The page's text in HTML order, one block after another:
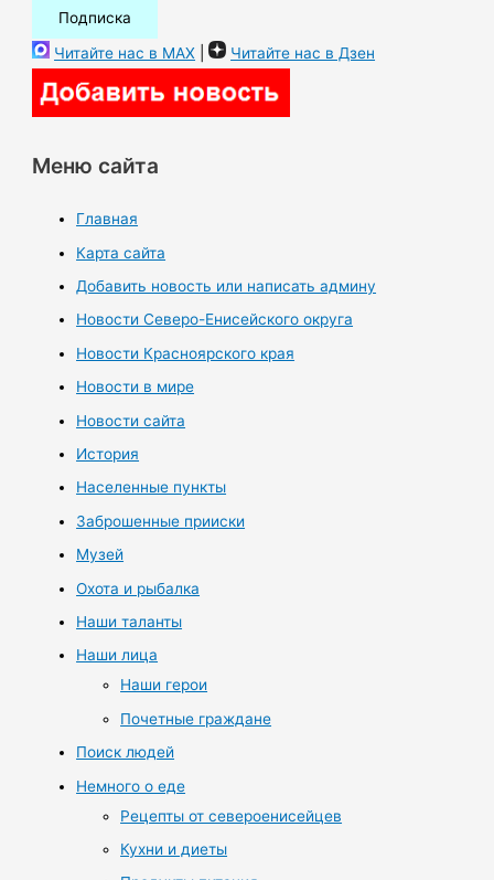
Читайте нас в MAX | Читайте нас в Дзен
Меню сайта
Главная
Карта сайта
Добавить новость или написать админу
Новости Северо-Енисейского округа
Новости Красноярского края
Новости в мире
Новости сайта
История
Населенные пункты
Заброшенные прииски
Музей
Охота и рыбалка
Наши таланты
Наши лица
Наши герои
Почетные граждане
Поиск людей
Немного о еде
Рецепты от североенисейцев
Кухни и диеты